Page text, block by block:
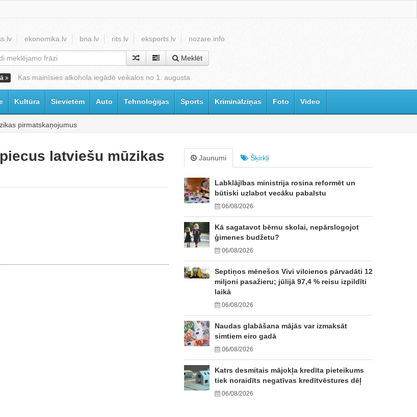
ekonomika.lv bna.lv rits.lv eksports.lv nozare.info
Meklēt
Kas mainīsies alkohola iegādē veikalos no 1. augusta
Kultūra Sievietēm Auto Tehnoloģijas Sports Kriminālziņas Foto Video
pirmatskaņojumus
latviešu mūzikas
Jaunumi Šķirkļi
Labklājības ministrija rosina reformēt un
būtiski uzlabot vecāku pabalstu
06/08/2026
Kā sagatavot bērnu skolai, nepārslogojot
ģimenes budžetu?
06/08/2026
Septiņos mēnešos Vivi vilcienos pārvadāti 12
miljoni pasažieru; jūlijā 97,4 % reisu izpildīti
laikā
06/08/2026
Naudas glabāšana mājās var izmaksāt
simtiem eiro gadā
06/08/2026
Katrs desmitais mājokļa kredīta pieteikums
tiek noraidīts negatīvas kredītvēstures dēļ
06/08/2026